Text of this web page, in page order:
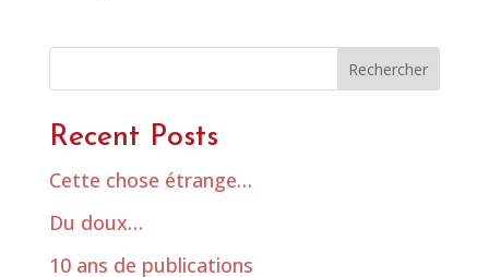
Rechercher
Recent Posts
Cette chose étrange…
Du doux…
10 ans de publications